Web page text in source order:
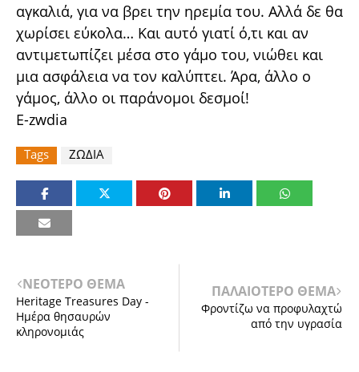
αγκαλιά, για να βρει την ηρεμία του. Αλλά δε θα
χωρίσει εύκολα… Και αυτό γιατί ό,τι και αν
αντιμετωπίζει μέσα στο γάμο του, νιώθει και
μια ασφάλεια να τον καλύπτει. Άρα, άλλο ο
γάμος, άλλο οι παράνομοι δεσμοί!
E-zwdia
Tags ΖΩΔΙΑ
ΝΕΟΤΕΡΟ ΘΕΜΑ
Heritage Treasures Day -
Ημέρα θησαυρών
κληρονομιάς
ΠΑΛΑΙΟΤΕΡΟ ΘΕΜΑ
Φροντίζω να προφυλαχτώ
από την υγρασία